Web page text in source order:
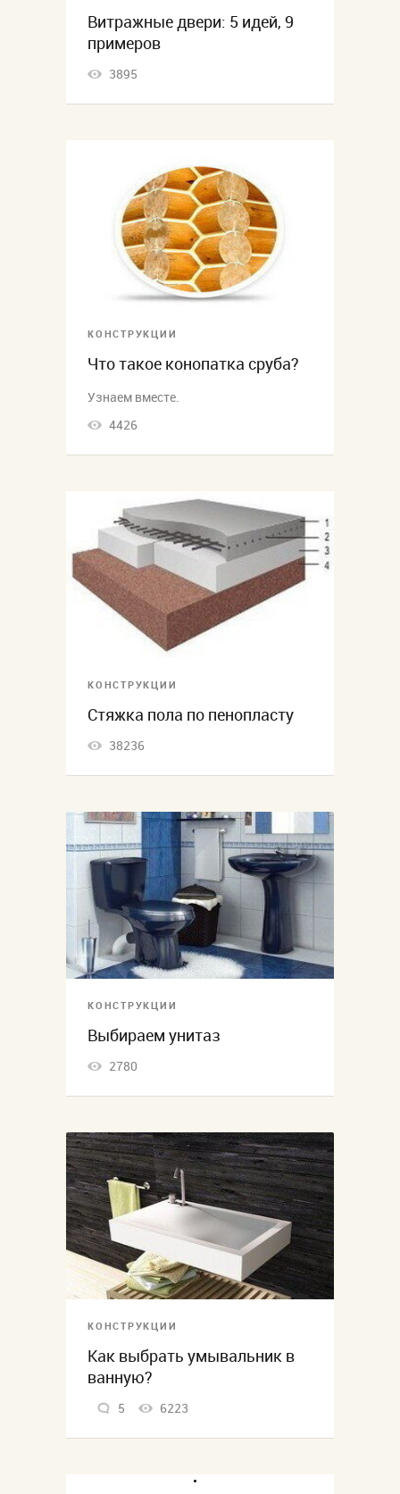
Витражные двери: 5 идей, 9
примеров
3895
КОНСТРУКЦИИ
Что такое конопатка сруба?
Узнаем вместе.
4426
КОНСТРУКЦИИ
Стяжка пола по пенопласту
38236
КОНСТРУКЦИИ
Выбираем унитаз
2780
КОНСТРУКЦИИ
Как выбрать умывальник в
ванную?
5 6223